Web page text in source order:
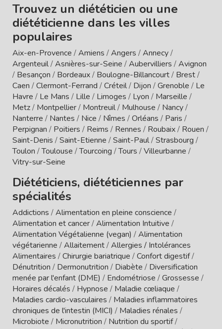
Trouvez un diététicien ou une
diététicienne dans les villes
populaires
Aix-en-Provence /Amiens /Angers /Annecy/
Argenteuil/Asnières-sur-Seine /Aubervilliers /Avignon
/ Besançon / Bordeaux/ Boulogne-Billancourt/ Brest/
Caen /Clermont-Ferrand /Créteil/ Dijon /Grenoble / Le
Havre / Le Mans / Lille / Limoges / Lyon / Marseille /
Metz/ Montpellier/ Montreuil/ Mulhouse / Nancy/
Nanterre / Nantes / Nice / Nîmes /Orléans / Paris /
Perpignan / Poitiers / Reims / Rennes / Roubaix/ Rouen /
Saint-Denis /Saint-Etienne /Saint-Paul/Strasbourg /
Toulon /Toulouse /Tourcoing /Tours /Villeurbanne /
Vitry-sur-Seine
Diététiciens, diététiciennes par
spécialités
Addictions /Alimentation en pleine conscience /
Alimentation et cancer/Alimentation Intuitive /
Alimentation Végétalienne (vegan) /Alimentation
végétarienne /Allaitement/Allergies / Intolérances
Alimentaires /Chirurgie bariatrique /Confort digestif/
Dénutrition / Dermonutrition / Diabète / Diversification
menée par l'enfant (DME) / Endométriose /Grossesse /
Horaires décalés / Hypnose / Maladie cœliaque /
Maladies cardio-vasculaires / Maladies inflammatoires
chroniques de l'intestin (MICI) / Maladies rénales /
Microbiote / Micronutrition / Nutrition du sportif/